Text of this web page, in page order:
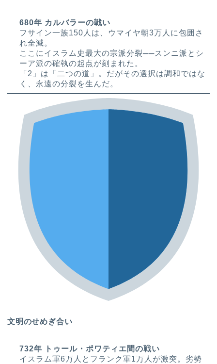
680年 カルバラーの戦い
フサイン一族150人は、ウマイヤ朝3万人に包囲さ
れ全滅。
ここにイスラム史最大の宗派分裂──スンニ派とシ
ーア派の確執の起点が刻まれた。
「2」は「二つの道」。だがその選択は調和ではな
く、永遠の分裂を生んだ。
文明のせめぎ合い
732年 トゥール・ポワティエ間の戦い
イスラム軍6万人とフランク軍1万人が激突。劣勢